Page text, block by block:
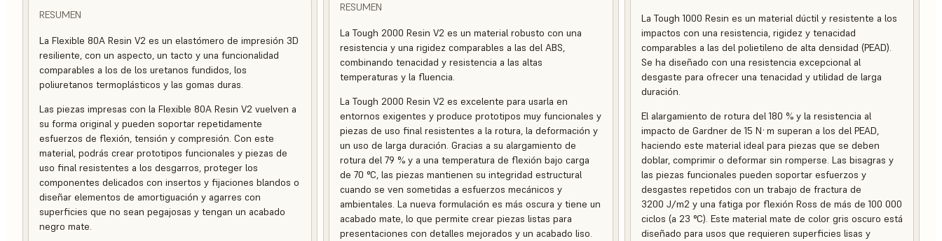
RESUMEN
La Flexible 80A Resin V2 es un elastómero de impresión 3D
resiliente, con un aspecto, un tacto y una funcionalidad
comparables a los de los uretanos fundidos, los
poliuretanos termoplásticos y las gomas duras.
Las piezas impresas con la Flexible 80A Resin V2 vuelven a
su forma original y pueden soportar repetidamente
esfuerzos de flexión, tensión y compresión. Con este
material, podrás crear prototipos funcionales y piezas de
uso final resistentes a los desgarros, proteger los
componentes delicados con insertos y fijaciones blandos o
diseñar elementos de amortiguación y agarres con
superficies que no sean pegajosas y tengan un acabado
negro mate.
RESUMEN
La Tough 2000 Resin V2 es un material robusto con una
resistencia y una rigidez comparables a las del ABS,
combinando tenacidad y resistencia a las altas
temperaturas y la fluencia.
La Tough 2000 Resin V2 es excelente para usarla en
entornos exigentes y produce prototipos muy funcionales y
piezas de uso final resistentes a la rotura, la deformación y
un uso de larga duración. Gracias a su alargamiento de
rotura del 79 % y a una temperatura de flexión bajo carga
de 70 °C, las piezas mantienen su integridad estructural
cuando se ven sometidas a esfuerzos mecánicos y
ambientales. La nueva formulación es más oscura y tiene un
acabado mate, lo que permite crear piezas listas para
presentaciones con detalles mejorados y un acabado liso.
La Tough 1000 Resin es un material dúctil y resistente a los
impactos con una resistencia, rigidez y tenacidad
comparables a las del polietileno de alta densidad (PEAD).
Se ha diseñado con una resistencia excepcional al
desgaste para ofrecer una tenacidad y utilidad de larga
duración.
El alargamiento de rotura del 180 % y la resistencia al
impacto de Gardner de 15 N·m superan a los del PEAD,
haciendo este material ideal para piezas que se deben
doblar, comprimir o deformar sin romperse. Las bisagras y
las piezas funcionales pueden soportar esfuerzos y
desgastes repetidos con un trabajo de fractura de
3200 J/m2 y una fatiga por flexión Ross de más de 100 000
ciclos (a 23 °C). Este material mate de color gris oscuro está
diseñado para usos que requieren superficies lisas y